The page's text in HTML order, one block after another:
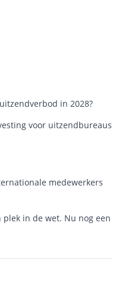
in 2028?
voor uitzendbureaus
medewerkers
in de wet. Nu nog een